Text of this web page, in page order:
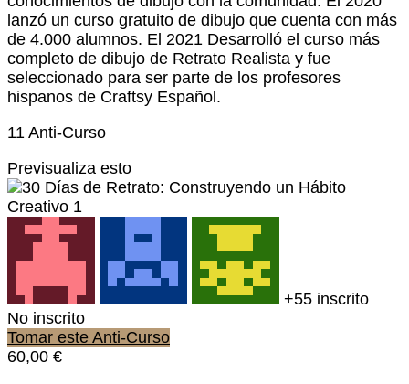
lanzó un curso gratuito de dibujo que cuenta con más
de 4.000 alumnos. El 2021 Desarrolló el curso más
completo de dibujo de Retrato Realista y fue
seleccionado para ser parte de los profesores
hispanos de Craftsy Español.
11 Anti-Curso
Previsualiza esto
+55 inscrito
No inscrito
Tomar este Anti-Curso
60,00 €